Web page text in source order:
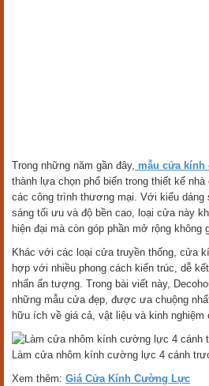
Trong những năm gần đây, mẫu cửa
thành lựa chọn phổ biến trong thiết kế
các công trình thương mại. Với kiểu dáng
sáng tối ưu và độ bền cao, loại cửa này
hiện đại mà còn góp phần mở rộng không
Khác với các loại cửa truyền thống, cửa
hợp với nhiều phong cách kiến trúc, dễ
nhấn ấn tượng. Trong bài viết này,
những mẫu cửa đẹp, được ưa chuộng
hữu ích về giá cả, vật liệu và kinh nghiệm
Làm cửa nhôm kính cường lực 4 cánh
Xem thêm: Giá Cửa Kính Cường Lực